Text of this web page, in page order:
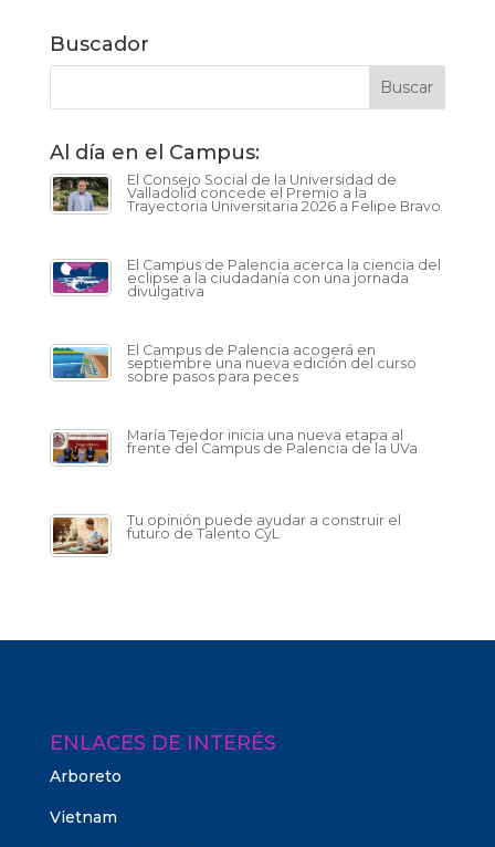
Buscador
Al día en el Campus:
El Consejo Social de la Universidad de
Valladolid concede el Premio a la
Trayectoria Universitaria 2026 a Felipe Bravo
El Campus de Palencia acerca la ciencia del
eclipse a la ciudadanía con una jornada
divulgativa
El Campus de Palencia acogerá en
septiembre una nueva edición del curso
sobre pasos para peces
María Tejedor inicia una nueva etapa al
frente del Campus de Palencia de la UVa
Tu opinión puede ayudar a construir el
futuro de Talento CyL
ENLACES DE INTERÉS
Arboreto
Vietnam